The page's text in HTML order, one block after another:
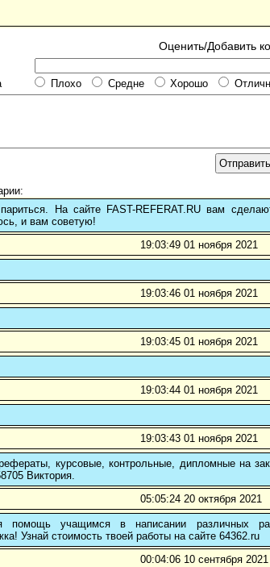
Оценить/Добавить
Плохо Средне Хорошо
На сайте FAST-REFERAT.RU вам
и вам советую!
19:03:49 01 ноября 2021
19:03:46 01 ноября 2021
19:03:45 01 ноября 2021
19:03:44 01 ноября 2021
19:03:43 01 ноября 2021
курсовые, контрольные, дипломные на
Виктория.
05:05:24 20 октября 2021
помощь учащимся в написании различных
Узнай стоимость твоей работы на сайте 64362.ru
00:04:06 10 сентября 2021